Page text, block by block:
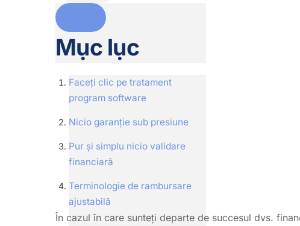
Mục lục
Faceți clic pe tratament
program software
Nicio garanție sub presiune
Pur și simplu nicio validare
financiară
Terminologie de rambursare
ajustabilă
În cazul în care sunteți departe de succesul dvs.